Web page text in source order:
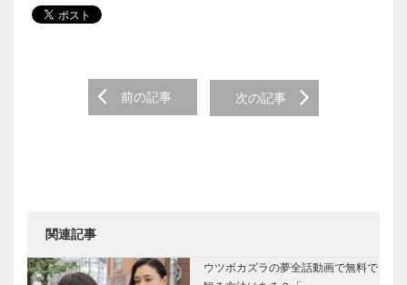
Post navigation
前の記事 次の記事
関連記事
ウツボカズラの夢全話動画で無料で